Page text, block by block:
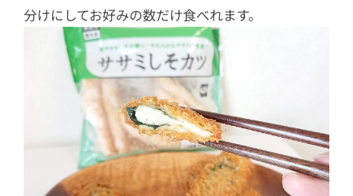
分けにしてお好みの数だけ食べれます。